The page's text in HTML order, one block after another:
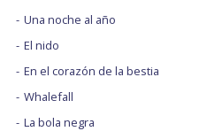
Una noche al año
El nido
En el corazón de la bestia
Whalefall
La bola negra